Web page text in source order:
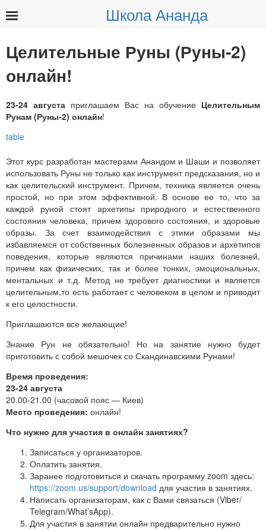
Школа Ананда
Целительные Руны (Руны-2)
онлайн!
23-24 августа приглашаем Вас на обучение Целительным
Рунам (Руны-2) онлайн!
Этот курс разработан мастерами Анандом и Шаши и позволяет
использовать Руны не только как инструмент предсказания, но и
как целительский инструмент. Причем, техника является очень
простой, но при этом эффективной. В основе ее то, что за
каждой руной стоят архетипы природного и естественного
состояния человека, причем здорового состояния, и здоровые
образы. За счет взаимодействия с этими образами мы
избавляемся от собственных болезненных образов и архетипов
поведения, которые являются причинами наших болезней,
причем как физических, так и более тонких, эмоциональных,
ментальных и т.д. Метод не требует диагностики и является
целительным,то есть работает с человеком в целом и приводит
к его целостности.
Приглашаются все желающие!
Знание Рун не обязательно! Но на занятие нужно будет
приготовить с собой мешочек со Скандинавскими Рунами!
Время проведения:
23-24 августа
20.00-21.00 (часовой пояс — Киев)
Место проведения: онлайн!
Что нужно для участия в онлайн занятиях?
Записаться у организаторов.
Оплатить занятия.
Заранее подготовиться и скачать программу zoom здесь:
https://zoom.us/support/download для участия в занятиях.
Написать организаторам, как с Вами связаться (Viber/
Telegram/What’sApp).
Для участия в занятии онлайн предварительно нужно